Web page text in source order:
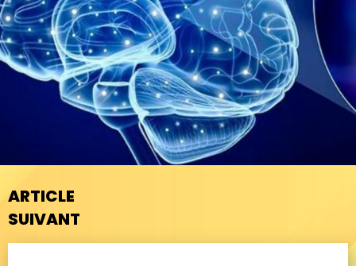
ARTICLE
SUIVANT